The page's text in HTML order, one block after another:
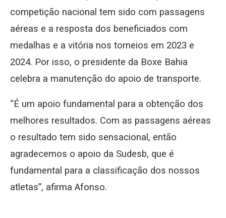
competição nacional tem sido com passagens
aéreas e a resposta dos beneficiados com
medalhas e a vitória nos torneios em 2023 e
2024. Por isso, o presidente da Boxe Bahia
celebra a manutenção do apoio de transporte.
“É um apoio fundamental para a obtenção dos
melhores resultados. Com as passagens aéreas
o resultado tem sido sensacional, então
agradecemos o apoio da Sudesb, que é
fundamental para a classificação dos nossos
atletas”, afirma Afonso.